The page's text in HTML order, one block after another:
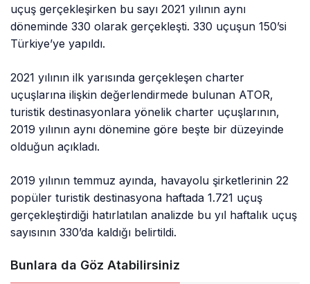
uçuş gerçekleşirken bu sayı 2021 yılının aynı
döneminde 330 olarak gerçekleşti. 330 uçuşun 150’si
Türkiye’ye yapıldı.
2021 yılının ilk yarısında gerçekleşen charter
uçuşlarına ilişkin değerlendirmede bulunan ATOR,
turistik destinasyonlara yönelik charter uçuşlarının,
2019 yılının aynı dönemine göre beşte bir düzeyinde
olduğun açıkladı.
2019 yılının temmuz ayında, havayolu şirketlerinin 22
popüler turistik destinasyona haftada 1.721 uçuş
gerçekleştirdiği hatırlatılan analizde bu yıl haftalık uçuş
sayısının 330’da kaldığı belirtildi.
Bunlara da Göz Atabilirsiniz